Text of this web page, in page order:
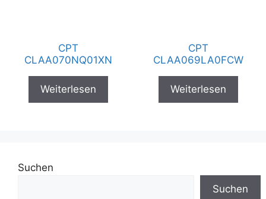
CPT
CLAA070NQ01XN
Weiterlesen
CPT
CLAA069LA0FCW
Weiterlesen
Suchen
Suchen